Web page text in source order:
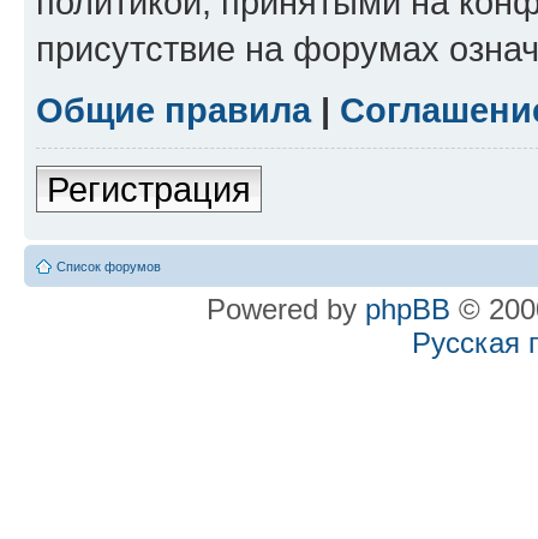
присутствие на форумах
Общие правила|
Регистрация
Список форумов
Powered by phpBB ©
Русская